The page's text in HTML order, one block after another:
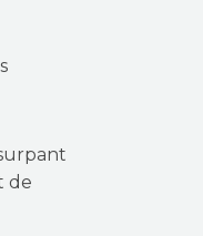
de